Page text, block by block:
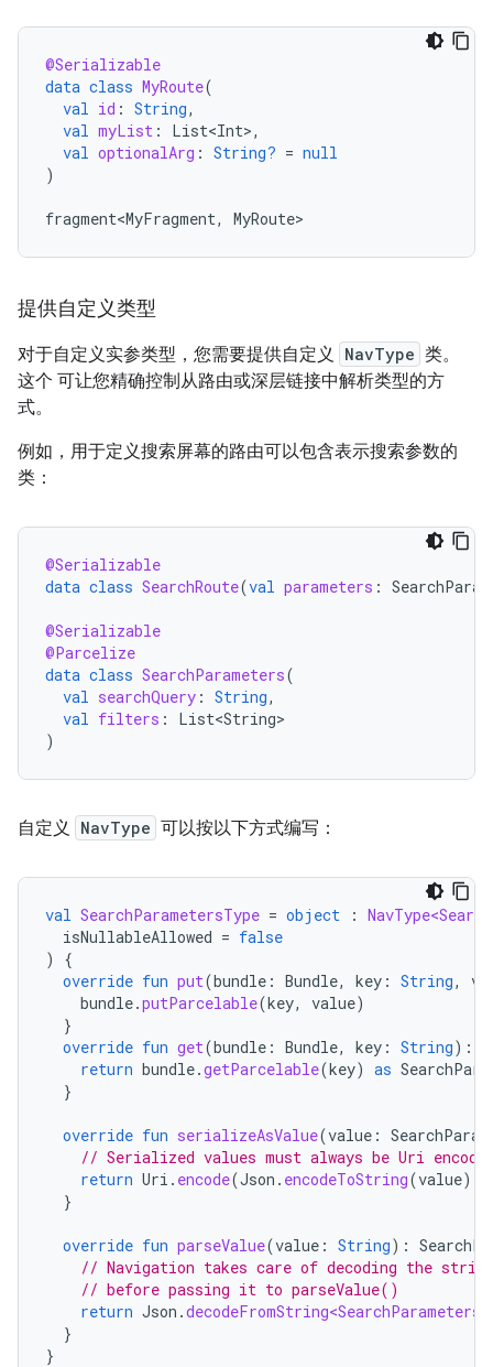
@Serializable
data class MyRoute(
val id : String,
val myList : List<Int>,
val optionalArg : String? = null
)
fragment<MyFragment, MyRoute
提供自定义类型
对于自定义实参类型，您需要提供自定义 NavType 类。
这个 可让您精确控制从路由或深层链接中解析类型的方
式。
例如，用于定义搜索屏幕的路由可以包含表示搜索参数的
类：
@Serializable
data class SearchRoute(val parameters :
@Serializable
@Parcelize
data class SearchParameters(
val searchQuery : String,
val filters :
List<String>
)
自定义 NavType 可以按以下方式编写：
val SearchParametersType = object :
isNullableAllowed = false
)
{
override fun put(bundle : Bundle, key : String,
bundle.putParcelable(key, value)
}
override fun get(bundle : Bundle, key : String):
return bundle.getParcelable(key) as
}
override fun serializeAsValue(value :
// Serialized values must always be Uri
return Uri . encode(Json . encodeToString(value))
}
override fun parseValue(value : String):
// Navigation takes care of decoding the string
// before passing it to parseValue()
return Json .decodeFromString<SearchParameters>
}
}